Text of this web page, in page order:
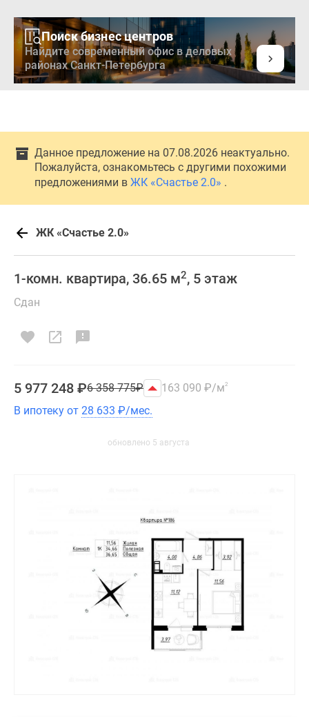
Поиск бизнес центров
Найдите современный офис в деловых
районах Санкт-Петербурга
Данное предложение на 07.08.2026 неактуально.
Пожалуйста, ознакомьтесь с другими похожими
предложениями в ЖК «Счастье 2.0» .
ЖК «Счастье 2.0»
1-комн. квартира, 36.65 м2, 5 этаж
Сдан
5 977 248 ₽6 358 775₽ 163 090 ₽/м2
В ипотеку от 28 633 ₽/мес.
обновлено 5 августа